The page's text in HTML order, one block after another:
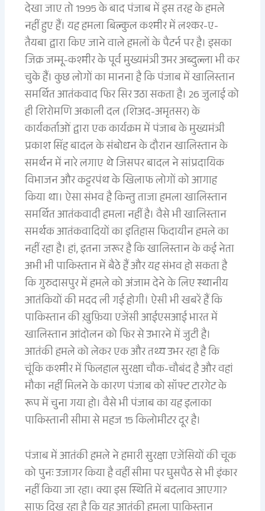
देखा जाए तो 1995 के बाद पंजाब में इस तरह के हमले
नहीं हुए हैं। यह हमला बिल्कुल कश्मीर में लश्कर-ए-
तैयबा द्वारा किए जाने वाले हमलों के पैटर्न पर है। इसका
जिक्र जम्मू-कश्मीर के पूर्व मुख्यमंत्री उमर अब्दुल्ला भी कर
चुके हैं। कुछ लोगों का मानना है कि पंजाब में खालिस्तान
समर्थित आतंकवाद फिर सिर उठा सकता है। 26 जुलाई को
ही शिरोमणि अकाली दल (शिअद-अमृतसर) के
कार्यकर्ताओं द्वारा एक कार्यक्रम में पंजाब के मुख्यमंत्री
प्रकाश सिंह बादल के संबोधन के दौरान खालिस्तान के
समर्थन में नारे लगाए थे जिसपर बादल ने सांप्रदायिक
विभाजन और कट्टरपंथ के खिलाफ लोगों को आगाह
किया था। ऐसा संभव है किन्तु ताजा हमला खालिस्तान
समर्थित आतंकवादी हमला नहीं है। वैसे भी खालिस्तान
समर्थक आतंकवादियों का इतिहास फिदायीन हमले का
नहीं रहा है। हां, इतना जरूर है कि खालिस्तान के कई नेता
अभी भी पाकिस्तान में बैठे हैं और यह संभव हो सकता है
कि गुरुदासपुर में हमले को अंजाम देने के लिए स्थानीय
आतंकियों की मदद ली गई होगी। ऐसी भी खबरें हैं कि
पाकिस्तान की ख़ुफ़िया एजेंसी आईएसआई भारत में
खालिस्तान आंदोलन को फिर से उभारने में जुटी है।
आतंकी हमले को लेकर एक और तथ्य उभर रहा है कि
चूंकि कश्मीर में फिलहाल सुरक्षा चौक-चौबंद है और वहां
मौका नहीं मिलने के कारण पंजाब को सॉफ्ट टारगेट के
रूप में चुना गया हो। वैसे भी पंजाब का यह इलाका
पाकिस्तानी सीमा से महज 15 किलोमीटर दूर है।
पंजाब में आतंकी हमले ने हमारी सुरक्षा एजेंसियों की चूक
को पुनः उजागर किया है वहीं सीमा पर घुसपैठ से भी इंकार
नहीं किया जा रहा। क्या इस स्थिति में बदलाव आएगा?